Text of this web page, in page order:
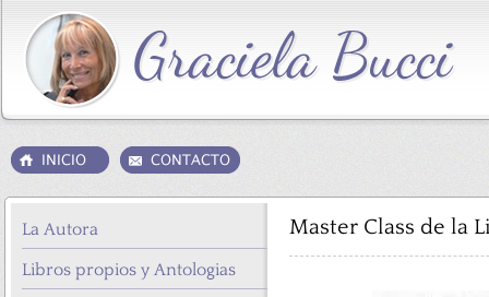
La Autora
Libros propios y Antologias
Master Class de la